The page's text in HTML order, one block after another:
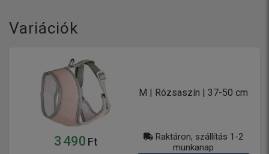
Variációk
M | Rózsaszín | 37-50 cm
3 490 Ft
Raktáron, szállítás 1-2
munkanap